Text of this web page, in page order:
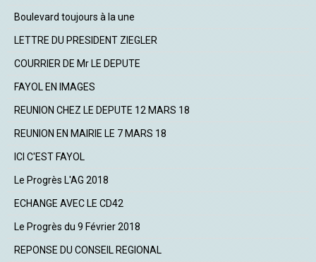
Boulevard toujours à la une
LETTRE DU PRESIDENT ZIEGLER
COURRIER DE Mr LE DEPUTE
FAYOL EN IMAGES
REUNION CHEZ LE DEPUTE 12 MARS 18
REUNION EN MAIRIE LE 7 MARS 18
ICI C'EST FAYOL
Le Progrès L'AG 2018
ECHANGE AVEC LE CD42
Le Progrès du 9 Février 2018
REPONSE DU CONSEIL REGIONAL